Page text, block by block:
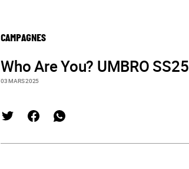
CAMPAGNES
Who Are You? UMBRO SS25
03 MARS 2025